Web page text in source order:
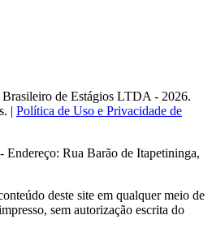
de Estágios LTDA - 2026.
| Política de Uso e Privacidade de
Rua Barão de Itapetininga,
deste site em qualquer meio de
sem autorização escrita do